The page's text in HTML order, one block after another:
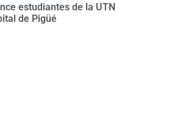
estudiantes de la UTN
de Pigüé